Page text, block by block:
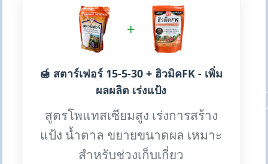
+
🍯 สตาร์เฟอร์ 15-5-30 + ฮิวมิคFK - เพิ่ม
ผลผลิต เร่งแป้ง
สูตรโพแทสเซียมสูง เร่งการสร้าง
แป้ง น้ำตาล ขยายขนาดผล เหมาะ
สำหรับช่วงเก็บเกี่ยว